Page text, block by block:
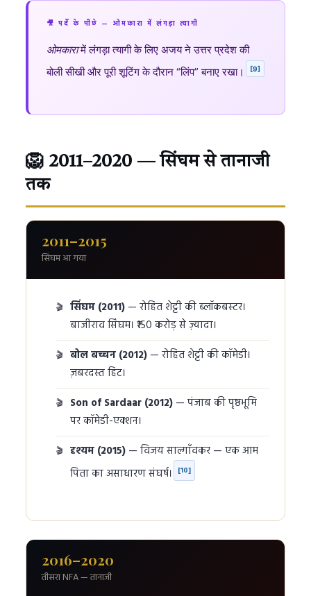
🎥 पर्दे के पीछे — ओमकारा में लंगड़ा त्यागी
ओमकारामें लंगड़ा त्यागी के लिए अजय ने उत्तर प्रदेश की
बोली सीखी और पूरी शूटिंग के दौरान “लिंप” बनाए रखा।
[9]
🦁 2011–2020 — सिंघम से तानाजी
तक
2011–2015
सिंघम आ गया
सिंघम (2011) — रोहित शेट्टी की ब्लॉकबस्टर।
बाजीराव सिंघम। ₹150 करोड़ से ज़्यादा।
बोल बच्चन (2012) — रोहित शेट्टी की कॉमेडी।
ज़बरदस्त हिट।
Son of Sardaar (2012) — पंजाब की पृष्ठभूमि
पर कॉमेडी-एक्शन।
दृश्यम (2015) — विजय साल्गाँवकर — एक आम
पिता का असाधारण संघर्ष।
[10]
2016–2020
तीसरा NFA — तानाजी